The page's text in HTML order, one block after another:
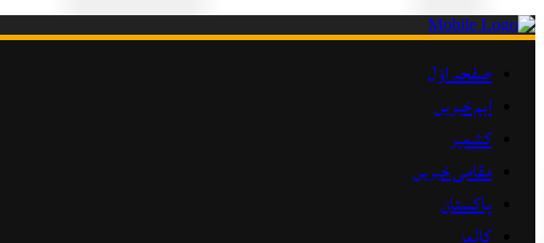
صفحہ اوّل
اہم خبریں
کشمیر
مقامی خبریں
پاکستان